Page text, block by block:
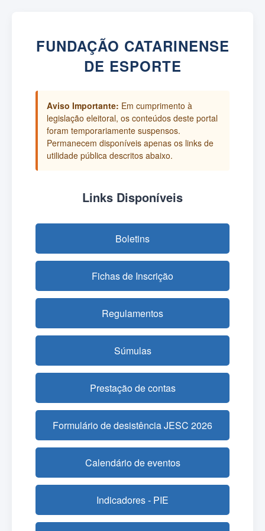
FUNDAÇÃO CATARINENSE
DE ESPORTE
Aviso Importante: Em cumprimento à
legislação eleitoral, os conteúdos deste portal
foram temporariamente suspensos.
Permanecem disponíveis apenas os links de
utilidade pública descritos abaixo.
Links Disponíveis
Boletins
Fichas de Inscrição
Regulamentos
Súmulas
Prestação de contas
Formulário de desistência JESC 2026
Calendário de eventos
Indicadores - PIE